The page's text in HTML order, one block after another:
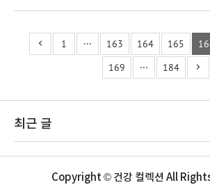
1 ··· 163 164 165
169
··· 184
최근 글
Copyright © 건강 컬렉션 All